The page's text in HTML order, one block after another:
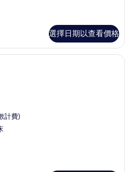
選擇日期以查看價格
免費迷你吧、客房內保險箱、書桌、隔
計費)